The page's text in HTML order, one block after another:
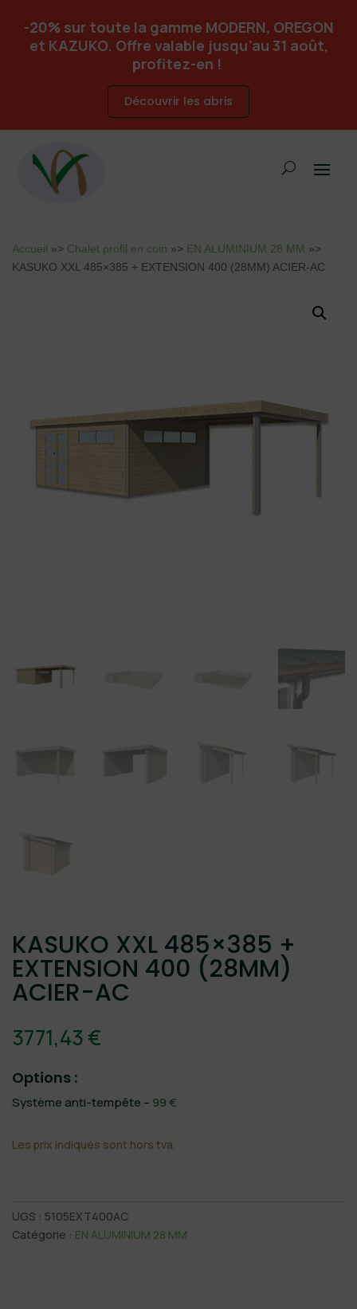
-20% sur toute la gamme MODERN, OREGON
et KAZUKO. Offre valable jusqu’au 31 août,
profitez-en !
Découvrir les abris
Accueil »> Chalet profil en coin »> EN ALUMINIUM 28 MM »>
KASUKO XXL 485×385 + EXTENSION 400 (28MM) ACIER-AC
KASUKO XXL 485×385 +
EXTENSION 400 (28MM)
ACIER-AC
3771,43€
Options :
Système anti-tempête – 99 €
Les prix indiqués sont hors tva.
UGS : 5105EXT400AC
Catégorie : EN ALUMINIUM 28 MM